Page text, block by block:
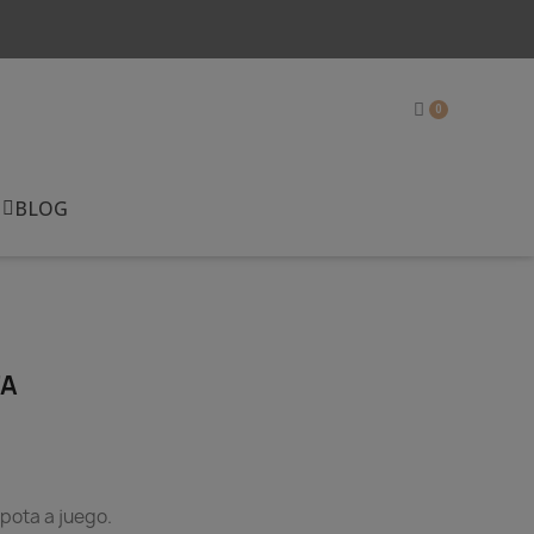
BLOG
a juego.